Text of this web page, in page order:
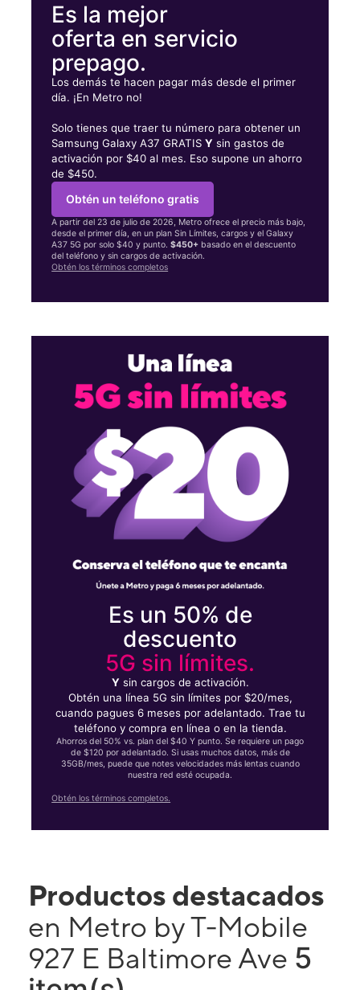
Es la mejor
oferta en servicio
prepago.
Los demás te hacen pagar más desde el primer
día. ¡En Metro no!
Solo tienes que traer tu número para obtener un
Samsung Galaxy A37 GRATISY sin gastos de
activación por $40 al mes. Eso supone un ahorro
de $450.
Obtén un teléfono gratis
A partir del 23 de julio de 2026, Metro ofrece el precio más bajo,
desde el primer día, en un plan Sin Límites, cargos y el Galaxy
A37 5G por solo $40 y punto.$450+ basado en el descuento
del teléfono y sin cargos de activación.
Obtén los términos completos
Es un 50% de
descuento
5G sin límites.
Ysin cargos de activación.
Obtén una línea 5G sin límites por $20/mes,
cuando pagues 6 meses por adelantado. Trae tu
teléfono y compra en línea o en la tienda.
Ahorros del 50% vs. plan del $40 Y punto. Se requiere un pago
de $120 por adelantado. Si usas muchos datos, más de
35GB/mes, puede que notes velocidades más lentas cuando
nuestra red esté ocupada.
Obtén los términos completos.
Productos destacados
en Metro by T-Mobile
927 E Baltimore Ave 5